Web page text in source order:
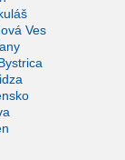
Ves